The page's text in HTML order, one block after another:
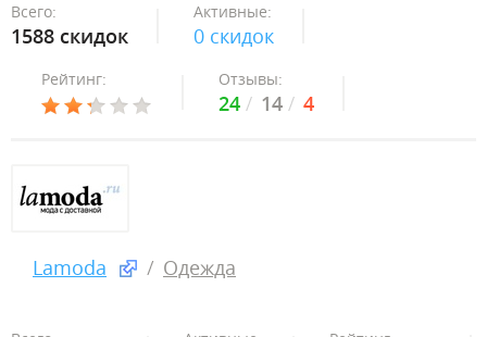
Всего:
1588 скидок
Активные:
0 скидок
Рейтинг: Отзывы:
24 14 4
Lamoda Одежда